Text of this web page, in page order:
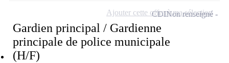
Gardien principal / Gardienne
principale de police municipale
(H/F)
CDINon renseigné
Ajouter cette offre à ma sélection